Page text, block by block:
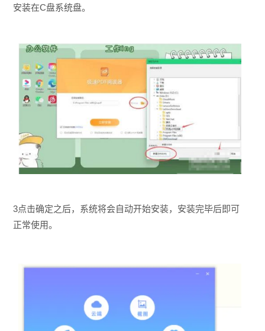
安装在C盘系统盘。
3点击确定之后，系统将会自动开始安装，安装完毕后即可
正常使用。